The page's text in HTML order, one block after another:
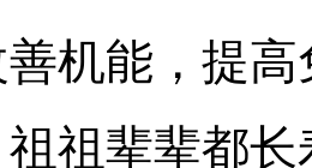
机能，提
祖祖辈辈都